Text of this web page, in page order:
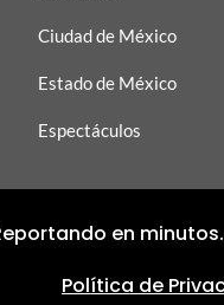
Ciudad de México
Estado de México
Espectáculos
en
Política de